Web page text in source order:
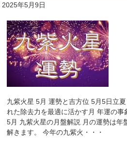
2025年5月9日
九紫火星 5月 運勢と吉方位 5月5日立
れた除去力を最適に活かす月 年運の
5月 九紫火星の月盤解説 月の運勢は年
解きます。 今年の九紫火・・・